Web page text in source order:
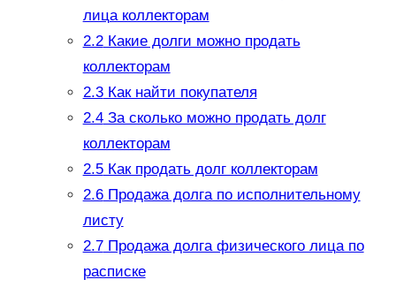
лица коллекторам
2.2Какие долги можно продать
коллекторам
2.3Как найти покупателя
2.4За сколько можно продать долг
коллекторам
2.5Как продать долг коллекторам
2.6Продажа долга по исполнительному
листу
2.7Продажа долга физического лица по
расписке